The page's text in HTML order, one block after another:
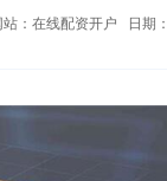
站：在线配资开户
日期